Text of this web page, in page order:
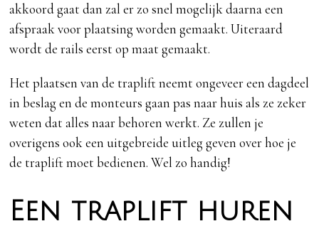
akkoord gaat dan zal er zo snel mogelijk daarna een
afspraak voor plaatsing worden gemaakt. Uiteraard
wordt de rails eerst op maat gemaakt.
Het plaatsen van de traplift neemt ongeveer een dagdeel
in beslag en de monteurs gaan pas naar huis als ze zeker
weten dat alles naar behoren werkt. Ze zullen je
overigens ook een uitgebreide uitleg geven over hoe je
de traplift moet bedienen. Wel zo handig!
Een traplift huren